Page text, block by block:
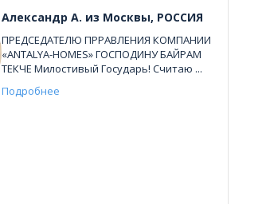
Александр А. из Москвы, РОССИЯ
ПРЕДСЕДАТЕЛЮ ПРРАВЛЕНИЯ КОМПАНИИ
«ANTALYA-HOMES» ГОСПОДИНУ БАЙРАМ
ТЕКЧЕ Милостивый Государь! Считаю ...
Подробнее